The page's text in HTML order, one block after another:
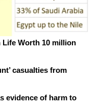
Life Worth 10 million
casualties from
evidence of harm to